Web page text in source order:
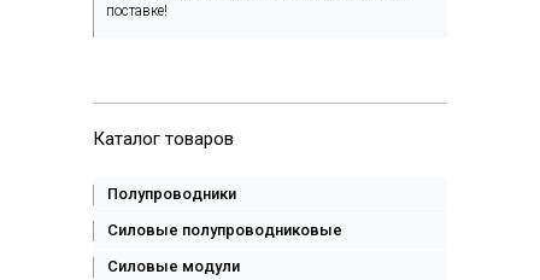
поставке!
Каталог товаров
Полупроводники
Силовые полупроводниковые
Силовые модули